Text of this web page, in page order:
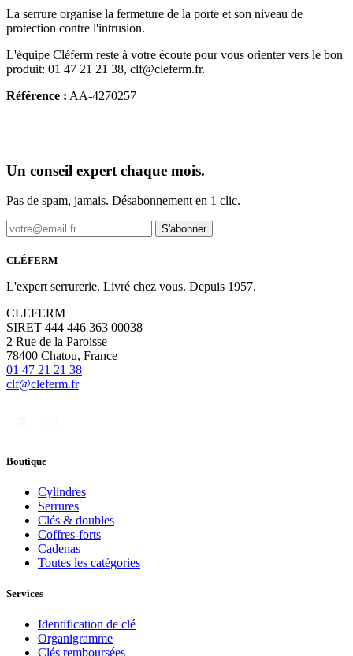
La serrure organise la fermeture de la porte et son niveau de
protection contre l'intrusion.
L'équipe Cléferm reste à votre écoute pour vous orienter vers le bon
produit: 01 47 21 21 38, clf@cleferm.fr.
Référence : AA-4270257
Un conseil expert chaque mois.
Pas de spam, jamais. Désabonnement en 1 clic.
S'abonner
CLÉFERM
L'expert serrurerie. Livré chez vous. Depuis 1957.
CLEFERM
SIRET 444 446 363 00038
2 Rue de la Paroisse
78400 Chatou, France
01 47 21 21 38
clf@cleferm.fr
Boutique
Cylindres
Serrures
Clés & doubles
Coffres-forts
Cadenas
Toutes les catégories
Services
Identification de clé
Organigramme
Clés remboursées